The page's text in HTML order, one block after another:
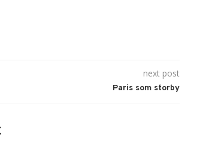
next post
Paris som storby